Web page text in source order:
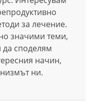
за лечение.
значими теми,
да споделям
начин,
ни.